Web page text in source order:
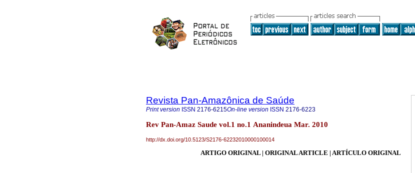
Revista Pan-Amazônica de Saúde
Print version ISSN 2176-6215On-line version ISSN 2176-6223
Rev Pan-Amaz Saude vol.1 no.1 Ananindeua Mar. 2010
http://dx.doi.org/10.5123/S2176-62232010000100014
ARTIGO ORIGINAL | ORIGINAL ARTICLE | ARTÍCULO ORIGINAL